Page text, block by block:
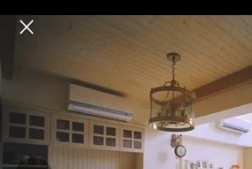
童話繪本裡的樹屋
×